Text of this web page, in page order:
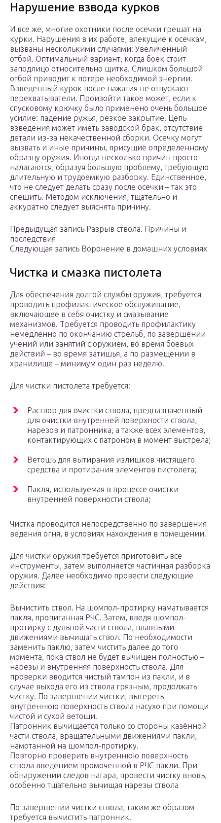
Нарушение взвода курков
И все же, многие охотники после осечки грешат на
курки. Нарушения в их работе, влекущие к осечкам,
вызваны несколькими случаями: Увеличенный
отбой. Оптимальный вариант, когда боек стоит
заподлицо относительно щитка. Слишком большой
отбой приводит к потере необходимой энергии.
Взведенный курок после нажатия не отпускают
перехватыватели. Произойти такое может, если к
спусковому крючку было применено очень большое
усилие: падение ружья, резкое закрытие. Цепь
взведения может иметь заводской брак, отсутствие
детали из-за некачественной сборки. Осечку могут
вызвать и иные причины, присущие определенному
образцу оружия. Иногда несколько причин просто
налагаются, образуя большую проблему, требующую
длительную и трудоемкую разборку. Единственное,
что не следует делать сразу после осечки – так это
спешить. Методом исключения, тщательно и
аккуратно следует выяснять причину.
Предыдущая запись Разрыв ствола. Причины и
последствия
Следующая запись Воронение в домашних условиях
Чистка и смазка пистолета
Для обеспечения долгой службы оружия, требуется
проводить профилактическое обслуживание,
включающее в себя очистку и смазывание
механизмов. Требуется проводить профилактику
немедленно по окончанию стрельб, по завершении
учений или занятий с оружием, во время боевых
действий – во время затишья, а по размещении в
хранилище – минимум один раз неделю.
Для чистки пистолета требуется:
Раствор для очистки ствола, предназначенный
для очистки внутренней поверхности ствола,
нарезов и патронника, а также всех элементов,
контактирующих с патроном в момент выстрела;
Ветошь для вытирания излишков чистящего
средства и протирания элементов пистолета;
Пакля, используемая в процессе очистки
внутренней поверхности ствола;
Чистка проводится непосредственно по завершения
ведения огня, в условиях нахождения в помещении.
Для чистки оружия требуется приготовить все
инструменты, затем выполняется частичная разборка
оружия. Далее необходимо провести следующие
действия:
Вычистить ствол. На шомпол-протирку наматывается
пакля, пропитанная РЧС. Затем, введя шомпол-
протирку с дульной части ствола, плавными
движениями вычищать ствол. По необходимости
заменить паклю, затем чистить далее до того
момента, пока ствол не будет вычищен полностью –
нарезы и внутренняя поверхность ствола. Для
проверки вводится чистый тампон из пакли, и в
случае выхода его из ствола грязным, продолжать
чистку. По завершении чистки, вытереть
внутреннюю поверхность ствола насухо при помощи
чистой и сухой ветоши.
Патронник вычищается только со стороны казённой
части ствола, вращательными движениями пакли,
намотанной на шомпол-протирку.
Повторно проверить внутреннюю поверхность
ствола введением промоченной в РЧС пакли. При
обнаружении следов нагара, провести чистку вновь,
особенно тщательно вычищая нарезы ствола
По завершении чистки ствола, таким же образом
требуется вычистить патронник.